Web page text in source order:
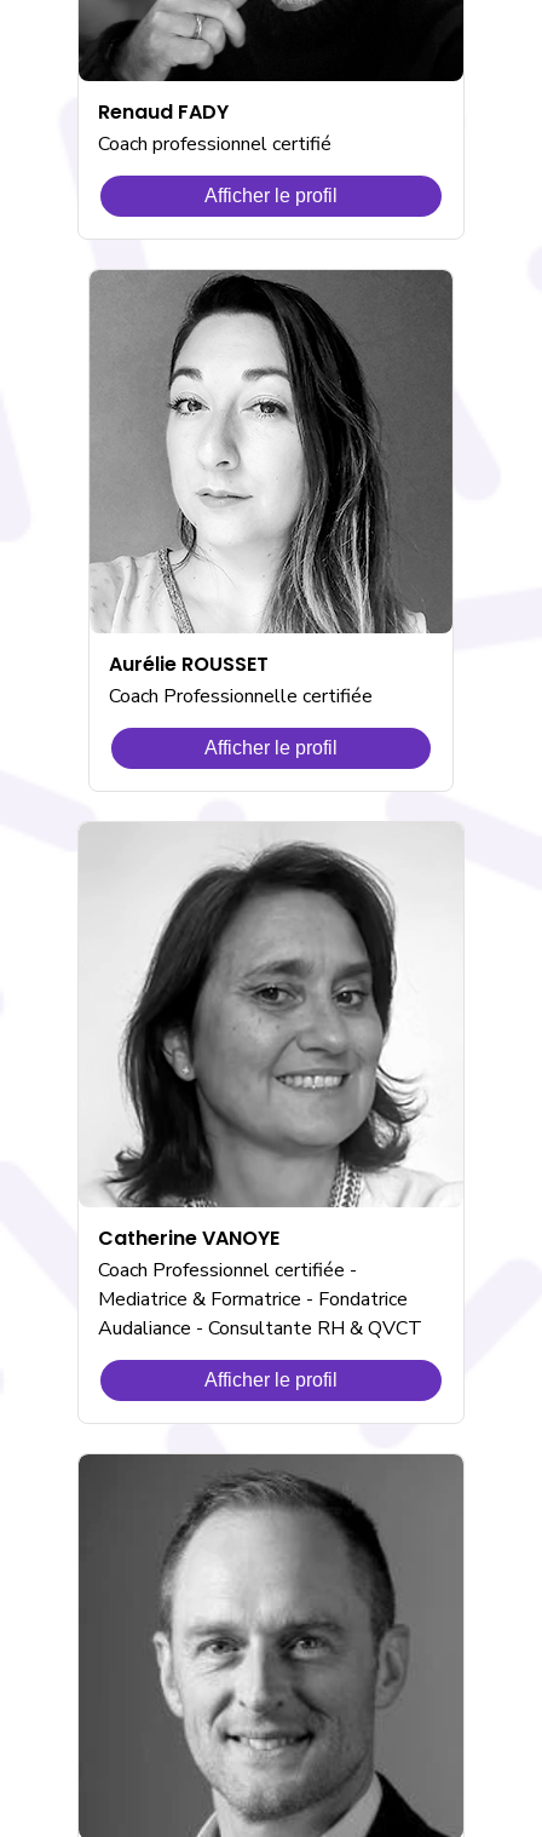
Renaud FADY
Coach professionnel certifié
Afficher le profil
de
Aurélie ROUSSET
Coach Professionnelle certifiée
Afficher le profil
de
Catherine VANOYE
Coach Professionnel certifiée -
Mediatrice & Formatrice - Fondatrice
Audaliance - Consultante RH & QVCT
Afficher le profil
de